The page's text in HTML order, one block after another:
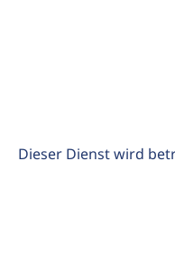
Dieser Dienst wird